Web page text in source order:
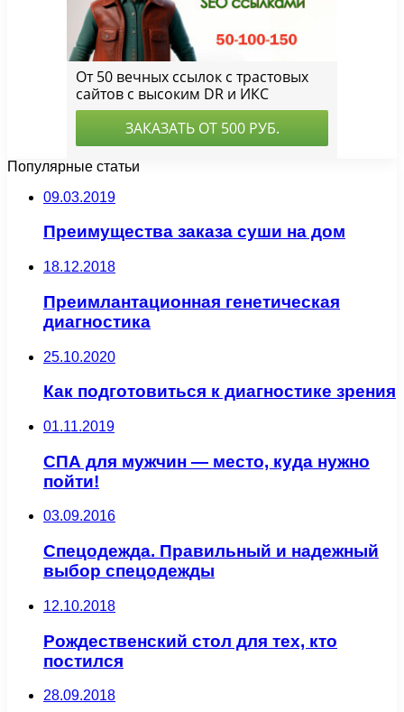
Популярные статьи
09.03.2019
Преимущества заказа суши на дом
18.12.2018
Преимлантационная генетическая
диагностика
25.10.2020
Как подготовиться к диагностике зрения
01.11.2019
СПА для мужчин — место, куда нужно
пойти!
03.09.2016
Спецодежда. Правильный и надежный
выбор спецодежды
12.10.2018
Рождественский стол для тех, кто
постился
28.09.2018